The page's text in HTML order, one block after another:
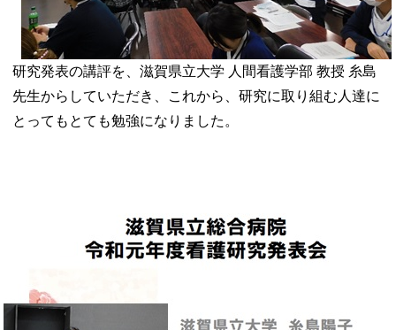
研究発表の講評を、滋賀県立大学 人間看護学部 教授 糸島
先生から していただき、これから、研究に取り組む人達に
とっても とても勉強になりました。